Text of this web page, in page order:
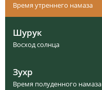
Время утреннего намаза
Шурук
Восход солнца
Зухр
Время полуденного намаза